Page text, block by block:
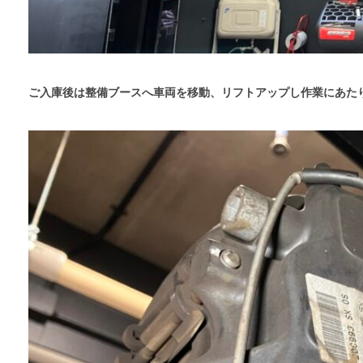
ご入庫後は整備ブースへ車両を移動、リフトアップし作業にあた